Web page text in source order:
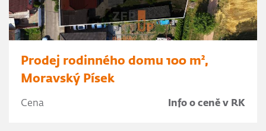
Prodej rodinného domu 100 m²,
Moravský Písek
Cena Info o ceně v RK